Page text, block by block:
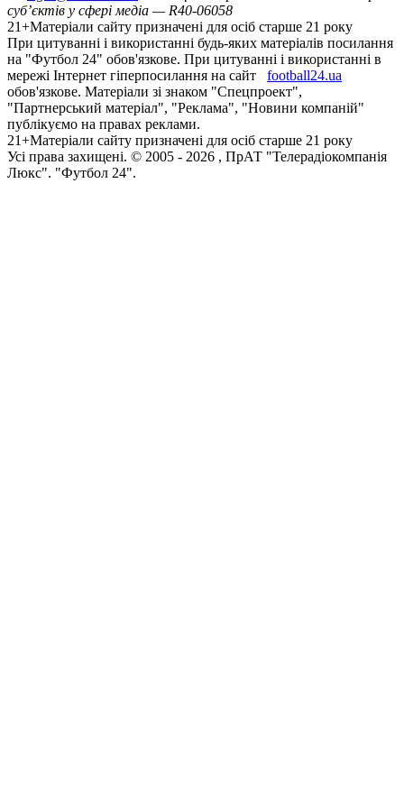
суб’єктів у сфері медіа — R40-06058
21+Матеріали сайту призначені для осіб старше 21 року
При цитуванні і використанні будь-яких матеріалів посилання
на "Футбол 24" обов'язкове. При цитуванні і використанні в
мережі Інтернет гіперпосилання на сайт
football24.ua
обов'язкове. Матеріали зі знаком "Спецпроект",
"Партнерський матеріал", "Реклама", "Новини компаній"
публікуємо на правах реклами.
21+Матеріали сайту призначені для осіб старше 21 року
Усi права захищенi. © 2005 - 2026 , ПрАТ "Телерадіокомпанія
Люкс". "Футбол 24".